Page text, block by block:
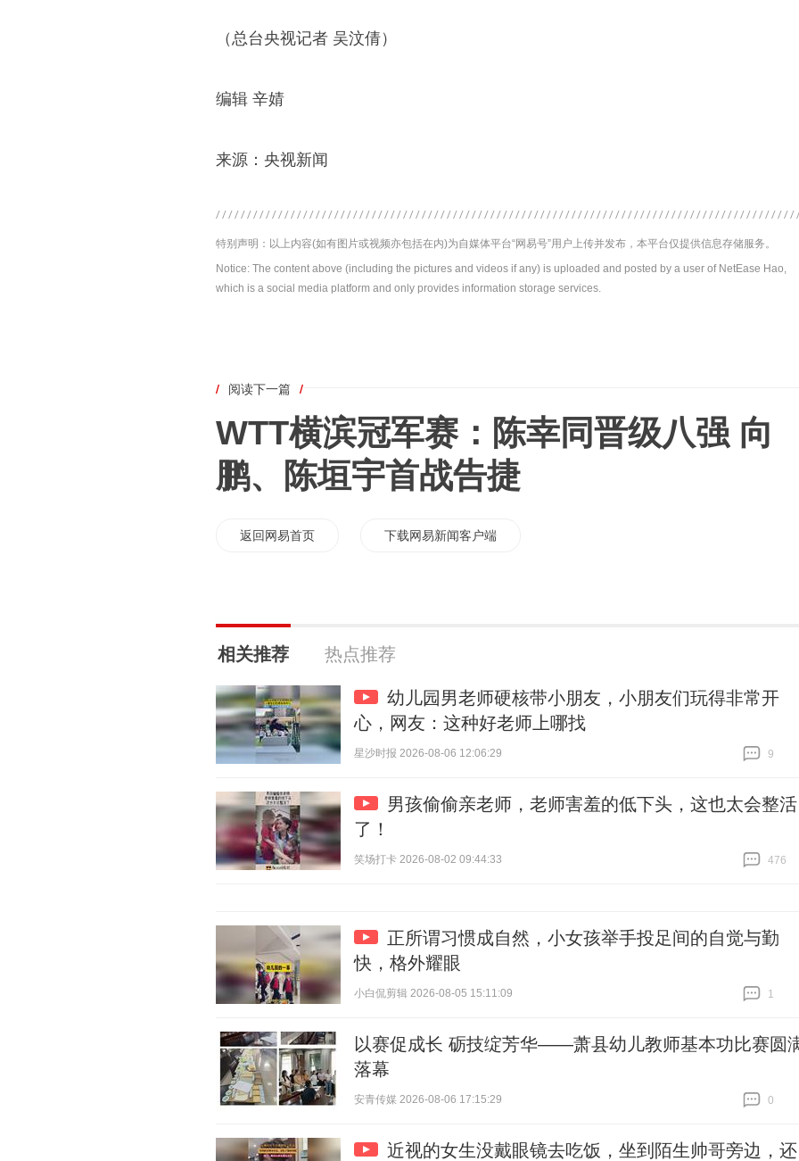
（总台央视记者 吴汶倩）
编辑 辛婧
来源：央视新闻
特别声明：以上内容(如有图片或视频亦包括在内)为自媒体平台“网易号”用户上传并发布，本平台仅提供信息存储服务。
Notice: The content above (including the pictures and videos if any) is uploaded and posted by a user of NetEase Hao,
which is a social media platform and only provides information storage services.
/ 阅读下一篇 /
WTT横滨冠军赛：陈幸同晋级八强 向
鹏、陈垣宇首战告捷
返回网易首页 下载网易新闻客户端
相关推荐 热点推荐
幼儿园男老师硬核带小朋友，小朋友们玩得非常开
心，网友：这种好老师上哪找
星沙时报 2026-08-06 12:06:29
9
男孩偷偷亲老师，老师害羞的低下头，这也太会整活
了！
笑场打卡 2026-08-02 09:44:33
476
正所谓习惯成自然，小女孩举手投足间的自觉与勤
快，格外耀眼
小白侃剪辑 2026-08-05 15:11:09
1
以赛促成长 砺技绽芳华——萧县幼儿教师基本功比赛圆
落幕
安青传媒 2026-08-06 17:15:29
0
近视的女生没戴眼镜去吃饭，坐到陌生帅哥旁边，还